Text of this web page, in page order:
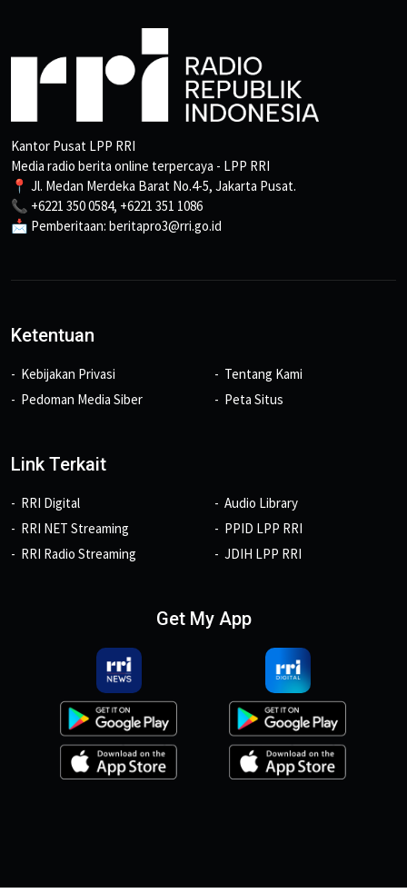
Kantor Pusat LPP RRI
Media radio berita online terpercaya - LPP RRI
📍 Jl. Medan Merdeka Barat No.4-5, Jakarta Pusat.
📞 +6221 350 0584, +6221 351 1086
📩 Pemberitaan: beritapro3@rri.go.id
Ketentuan
Kebijakan Privasi
Pedoman Media Siber
Tentang Kami
Peta Situs
Link Terkait
RRI Digital
RRI NET Streaming
RRI Radio Streaming
Audio Library
PPID LPP RRI
JDIH LPP RRI
Get My App